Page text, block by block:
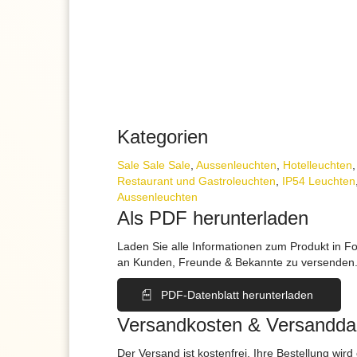
Kategorien
Sale Sale Sale, Aussen­leuchten, Hotelleuchten,
Restaurant und Gastroleuchten, IP54 Leuchten,
Aussenleuchten
Als PDF herunterladen
Laden Sie alle Informationen zum Produkt in
an Kunden, Freunde & Bekannte zu versenden.
PDF-Datenblatt herunterladen
Versandkosten &
Der Versand ist kostenfrei. Ihre Bestellung